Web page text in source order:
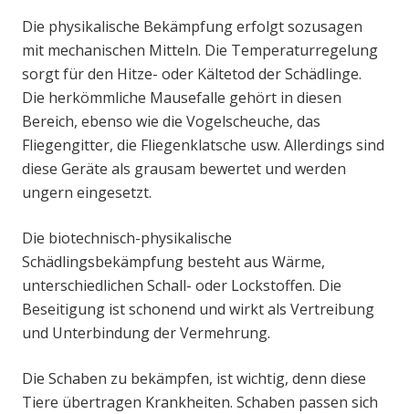
Die physikalische Bekämpfung erfolgt sozusagen
mit mechanischen Mitteln. Die Temperaturregelung
sorgt für den Hitze- oder Kältetod der Schädlinge.
Die herkömmliche Mausefalle gehört in diesen
Bereich, ebenso wie die Vogelscheuche, das
Fliegengitter, die Fliegenklatsche usw. Allerdings sind
diese Geräte als grausam bewertet und werden
ungern eingesetzt.
Die biotechnisch-physikalische
Schädlingsbekämpfung besteht aus Wärme,
unterschiedlichen Schall- oder Lockstoffen. Die
Beseitigung ist schonend und wirkt als Vertreibung
und Unterbindung der Vermehrung.
Die Schaben zu bekämpfen, ist wichtig, denn diese
Tiere übertragen Krankheiten. Schaben passen sich